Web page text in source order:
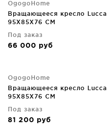
OgogoHome
Вращающееся кресло Lucca
95X85X76 CM
Под заказ
66 000 руб
OgogoHome
Вращающееся кресло Lucca
95X85X76 CM
Под заказ
81 200 руб